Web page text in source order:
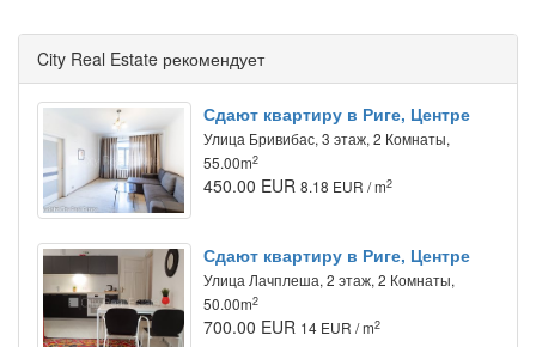
City Real Estate рекомендует
Сдают квартиру в Риге, Центре
Улица Бривибас, 3 этаж, 2 Комнаты,
55.00m2
450.00 EUR 8.18 EUR / m2
Сдают квартиру в Риге, Центре
Улица Лачплеша, 2 этаж, 2 Комнаты,
50.00m2
700.00 EUR 14 EUR / m2